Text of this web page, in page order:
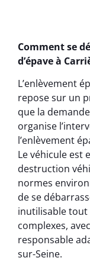
Comment se
d’épave à
L’enlèvement
repose sur un
que la
organise
l’enlèvement
Le véhicule est
destruction
normes
de se
inutilisable tout
complexes,
responsable
sur-Seine.